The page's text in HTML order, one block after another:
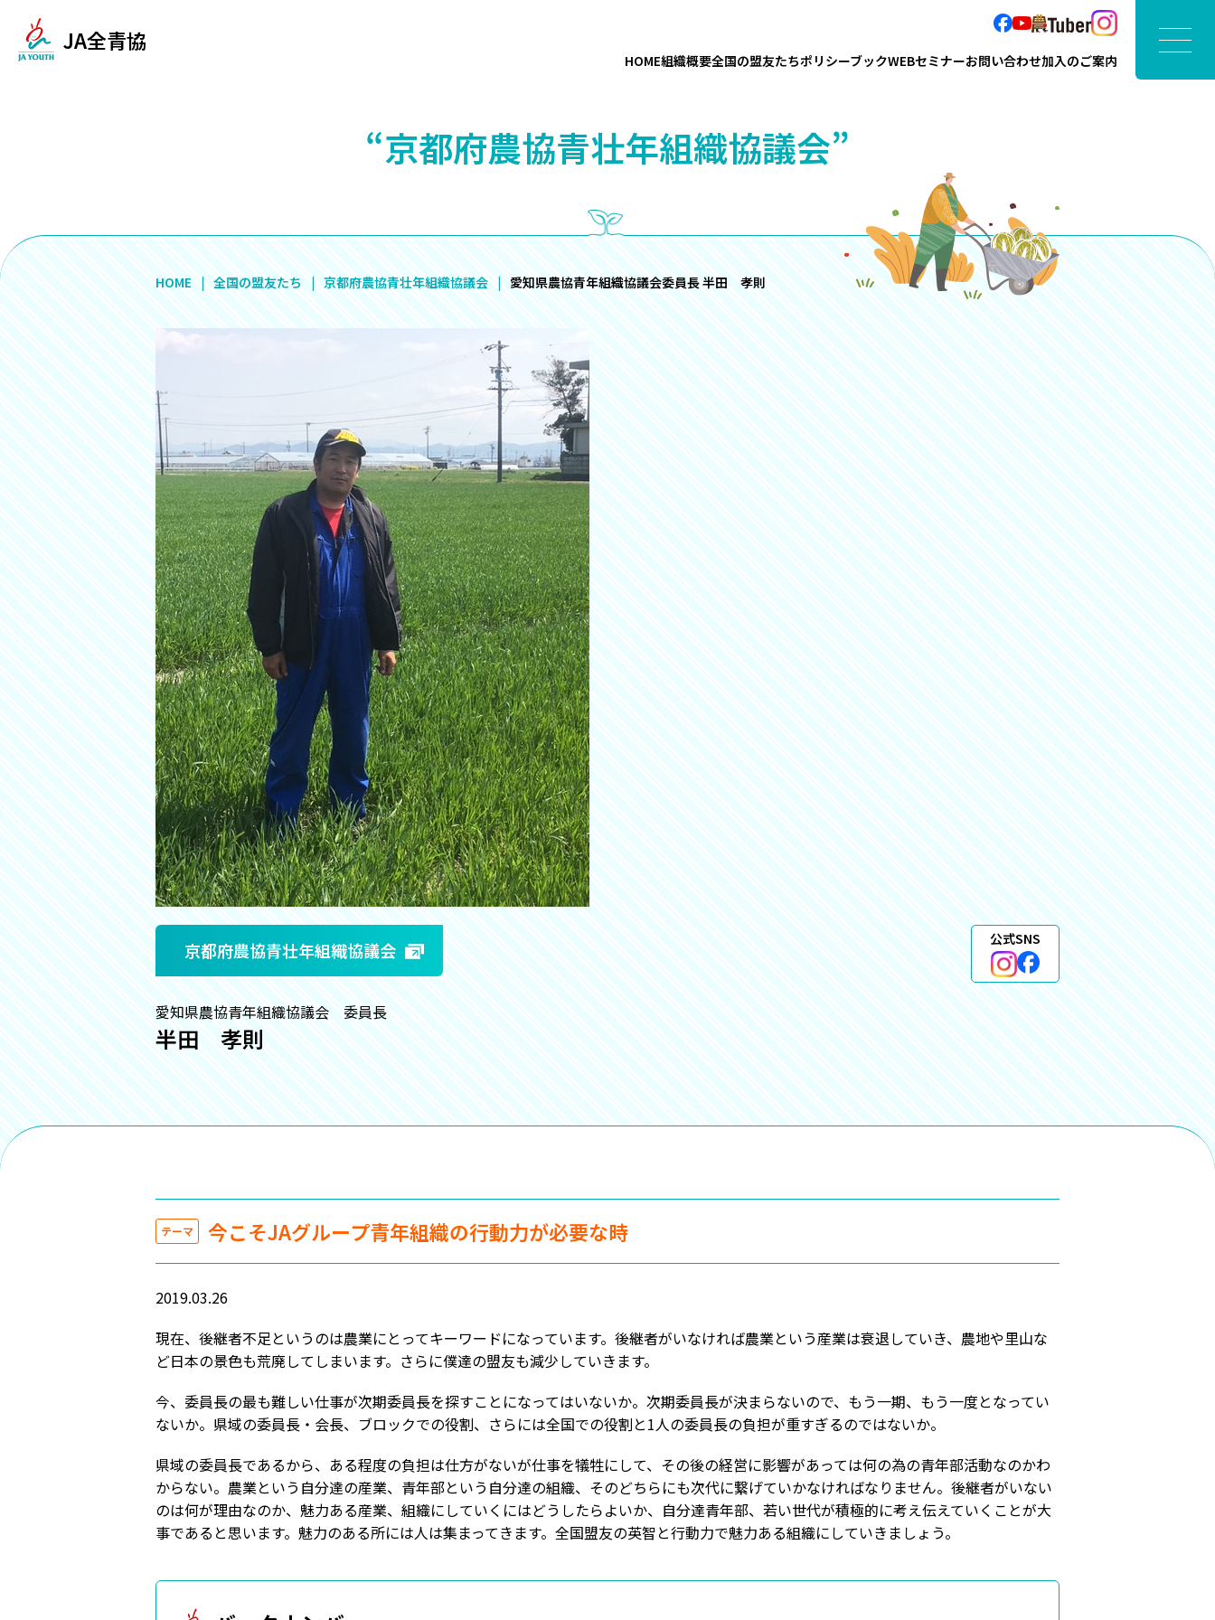
JA全青協
HOME組織概要全国の盟友たちポリシーブックWEBセミナーお問い合わせ加入のご案内
“京都府農協青壮年組織協議会”
HOME 全国の盟友たち 京都府農協青壮年組織協議会 愛知県農協青年組織協議会委員長 半田 孝則
京都府農協青壮年組織協議会 公式SNS
愛知県農協青年組織協議会 委員長
半田 孝則
テーマ 今こそJAグループ青年組織の行動力が必要な時
2019.03.26
現在、後継者不足というのは農業にとってキーワードになっています。後継者がいなければ農業という産業は衰退していき、農地や里山な
ど日本の景色も荒廃してしまいます。さらに僕達の盟友も減少していきます。
今、委員長の最も難しい仕事が次期委員長を探すことになってはいないか。次期委員長が決まらないので、もう一期、もう一度となってい
ないか。県域の委員長・会長、ブロックでの役割、さらには全国での役割と1人の委員長の負担が重すぎるのではないか。
県域の委員長であるから、ある程度の負担は仕方がないが仕事を犠牲にして、その後の経営に影響があっては何の為の青年部活動なのかわ
からない。農業という自分達の産業、青年部という自分達の組織、そのどちらにも次代に繋げていかなければなりません。後継者がいない
のは何が理由なのか、魅力ある産業、組織にしていくにはどうしたらよいか、自分達青年部、若い世代が積極的に考え伝えていくことが大
事であると思います。魅力のある所には人は集まってきます。全国盟友の英智と行動力で魅力ある組織にしていきましょう。